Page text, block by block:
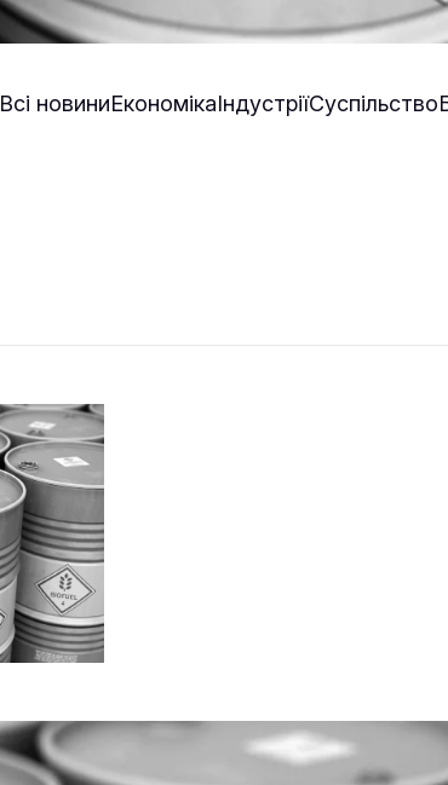
Всі новиниЕкономікаІндустріїСуспільство